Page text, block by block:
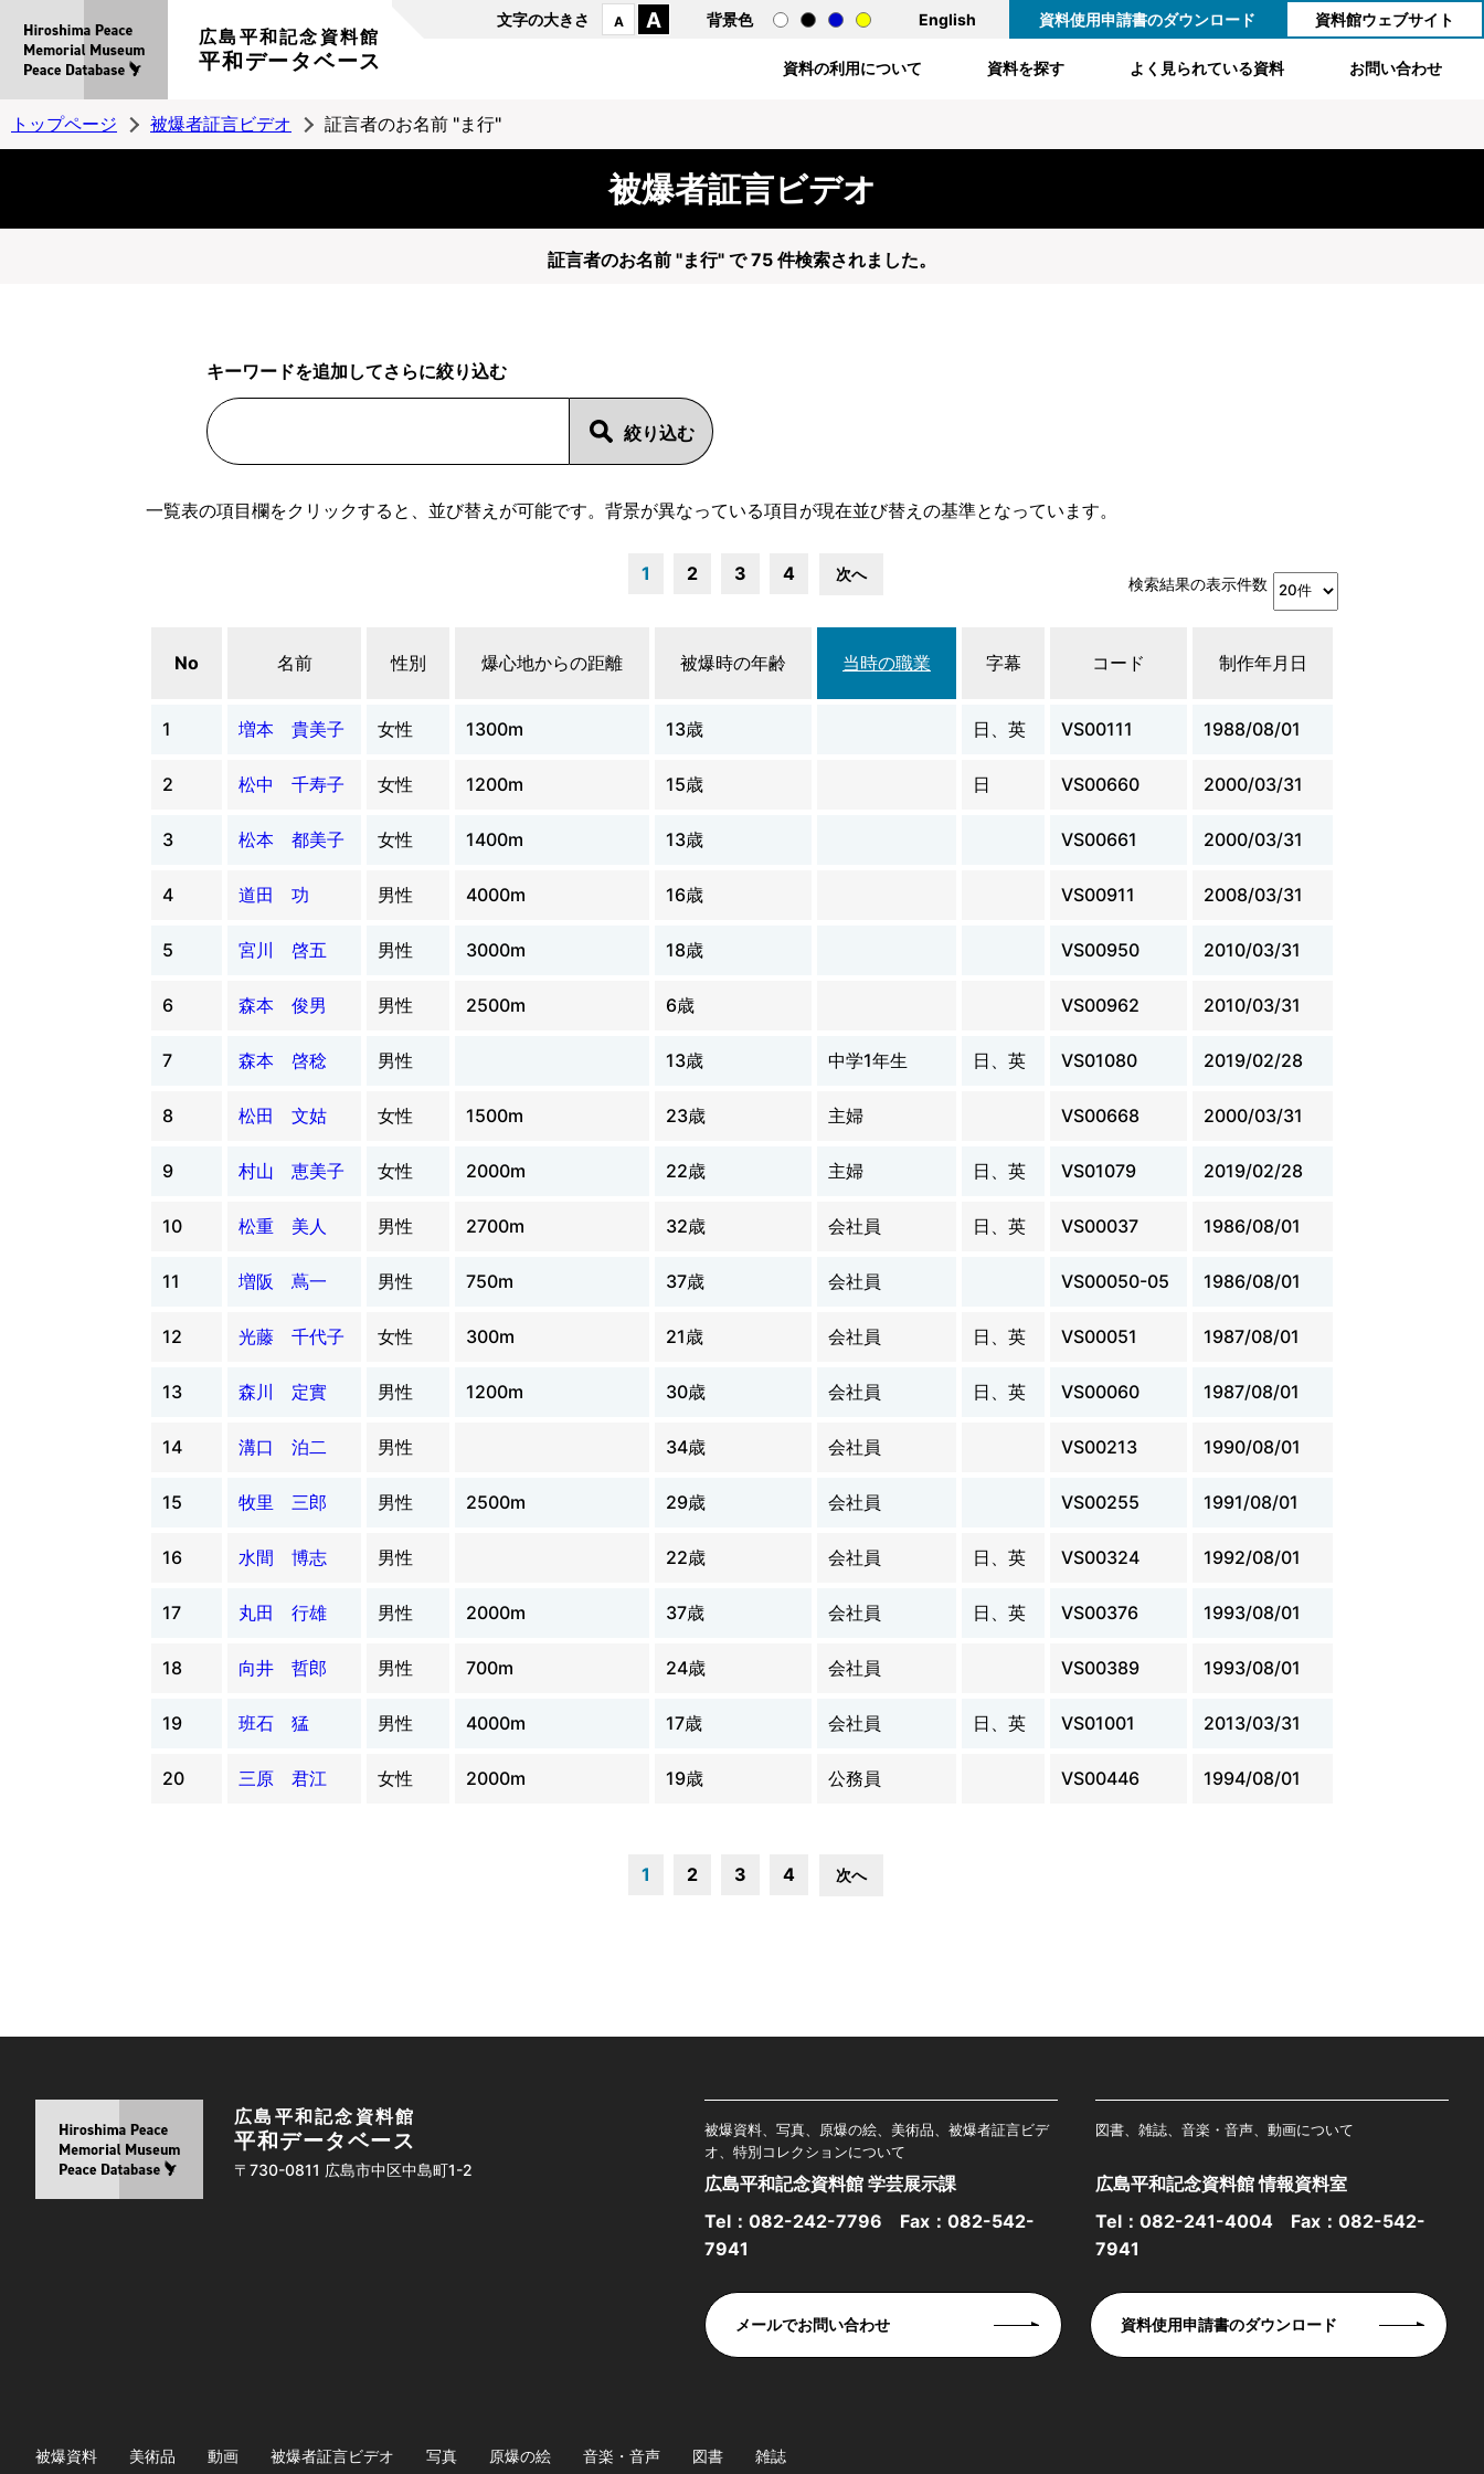
広島平和記念資料館
平和データベース
文字の大きさ A A 背景色 English 資料使用申請書のダウンロード 資料館ウェブサイト
資料の利用について 資料を探す よく見られている資料 お問い合わせ
トップページ 被爆者証言ビデオ 証言者のお名前 "ま行"
被爆者証言ビデオ
証言者のお名前 "ま行" で 75 件検索されました。
キーワードを追加してさらに絞り込む
一覧表の項目欄をクリックすると、並び替えが可能です。背景が異なっている項目が現在並び替えの基準となっています。
1 2 3 4 次へ
検索結果の表示件数
No 名前 性別 爆心地からの距離 被爆時の年齢 当時の職業 字幕 コード 制作年月日
1 増本 貴美子 女性 1300m 13歳 日、英 VS00111 1988/08/01
2 松中 千寿子 女性 1200m 15歳 日 VS00660 2000/03/31
3 松本 都美子 女性 1400m 13歳 VS00661 2000/03/31
4 道田 功 男性 4000m 16歳 VS00911 2008/03/31
5 宮川 啓五 男性 3000m 18歳 VS00950 2010/03/31
6 森本 俊男 男性 2500m 6歳 VS00962 2010/03/31
7 森本 啓稔 男性 13歳 中学1年生 日、英 VS01080 2019/02/28
8 松田 文姑 女性 1500m 23歳 主婦 VS00668 2000/03/31
9 村山 恵美子 女性 2000m 22歳 主婦 日、英 VS01079 2019/02/28
10 松重 美人 男性 2700m 32歳 会社員 日、英 VS00037 1986/08/01
11 増阪 蔦一 男性 750m 37歳 会社員 VS00050-05 1986/08/01
12 光藤 千代子 女性 300m 21歳 会社員 日、英 VS00051 1987/08/01
13 森川 定實 男性 1200m 30歳 会社員 日、英 VS00060 1987/08/01
14 溝口 泊二 男性 34歳 会社員 VS00213 1990/08/01
15 牧里 三郎 男性 2500m 29歳 会社員 VS00255 1991/08/01
16 水間 博志 男性 22歳 会社員 日、英 VS00324 1992/08/01
17 丸田 行雄 男性 2000m 37歳 会社員 日、英 VS00376 1993/08/01
18 向井 哲郎 男性 700m 24歳 会社員 VS00389 1993/08/01
19 班石 猛 男性 4000m 17歳 会社員 日、英 VS01001 2013/03/31
20 三原 君江 女性 2000m 19歳 公務員 VS00446 1994/08/01
1 2 3 4 次へ
広島平和記念資料館
平和データベース
〒730-0811 広島市中区中島町1-2
被爆資料、写真、原爆の絵、美術品、被爆者証言ビデ
オ、特別コレクションについて
広島平和記念資料館 学芸展示課
Tel： 082-242-7796 Fax：082-542-
7941
図書、雑誌、音楽・音声、動画について
広島平和記念資料館 情報資料室
Tel： 082-241-4004 Fax：082-542-
7941
メールでお問い合わせ 資料使用申請書のダウンロード
被爆資料 美術品 動画 被爆者証言ビデオ 写真 原爆の絵 音楽・音声 図書 雑誌